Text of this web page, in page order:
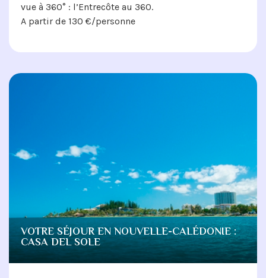
vue à 360° : l’Entrecôte au 360.
A partir de 130 €/personne
VOTRE SÉJOUR EN NOUVELLE-CALÉDONIE :
CASA DEL SOLE